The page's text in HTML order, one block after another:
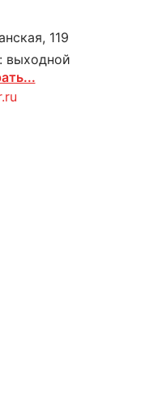
119
выходной